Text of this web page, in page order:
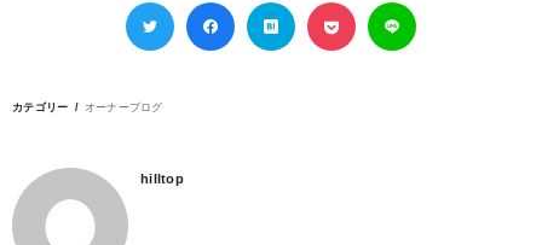
カテゴリー オーナーブログ
hilltop